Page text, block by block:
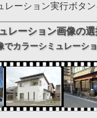
レーション実行ボタ
レーション画像の
でカラーシミュレーシ